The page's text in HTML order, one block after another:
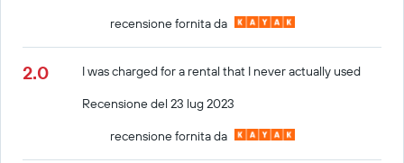
recensione fornita da
2.0
I was charged for a rental that I never actually used
Recensione del 23 lug 2023
recensione fornita da